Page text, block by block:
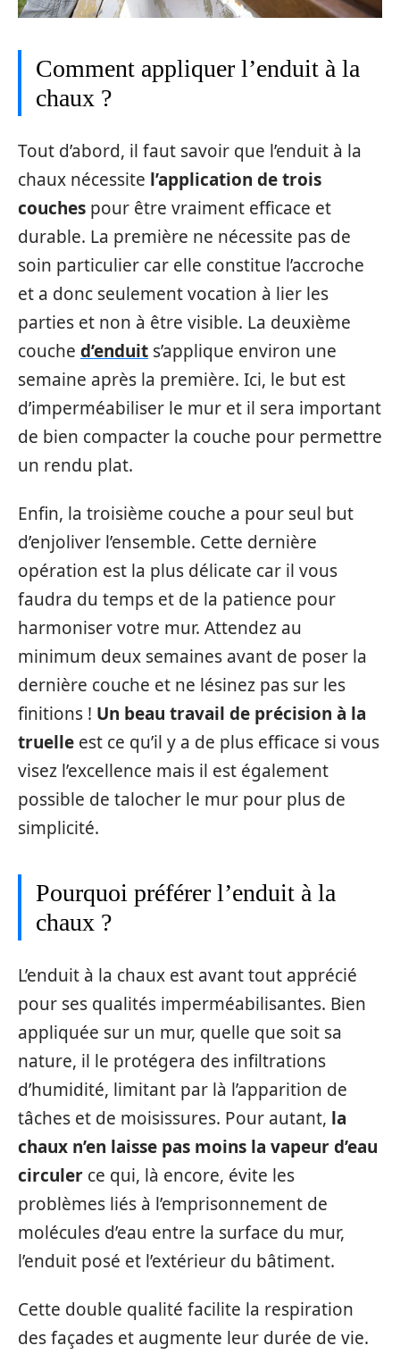
Comment appliquer l’enduit à la
chaux ?
Tout d’abord, il faut savoir que l’enduit à la
chaux nécessite l’application de trois
couches pour être vraiment efficace et
durable. La première ne nécessite pas de
soin particulier car elle constitue l’accroche
et a donc seulement vocation à lier les
parties et non à être visible. La deuxième
couche d’enduit s’applique environ une
semaine après la première. Ici, le but est
d’imperméabiliser le mur et il sera important
de bien compacter la couche pour permettre
un rendu plat.
Enfin, la troisième couche a pour seul but
d’enjoliver l’ensemble. Cette dernière
opération est la plus délicate car il vous
faudra du temps et de la patience pour
harmoniser votre mur. Attendez au
minimum deux semaines avant de poser la
dernière couche et ne lésinez pas sur les
finitions ! Un beau travail de précision à la
truelle est ce qu’il y a de plus efficace si vous
visez l’excellence mais il est également
possible de talocher le mur pour plus de
simplicité.
Pourquoi préférer l’enduit à la
chaux ?
L’enduit à la chaux est avant tout apprécié
pour ses qualités imperméabilisantes. Bien
appliquée sur un mur, quelle que soit sa
nature, il le protégera des infiltrations
d’humidité, limitant par là l’apparition de
tâches et de moisissures. Pour autant, la
chaux n’en laisse pas moins la vapeur d’eau
circuler ce qui, là encore, évite les
problèmes liés à l’emprisonnement de
molécules d’eau entre la surface du mur,
l’enduit posé et l’extérieur du bâtiment.
Cette double qualité facilite la respiration
des façades et augmente leur durée de vie.